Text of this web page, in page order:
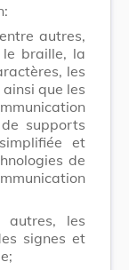
autres,
le braille, la
les
que les
supports
et
de
autres, les
signes et